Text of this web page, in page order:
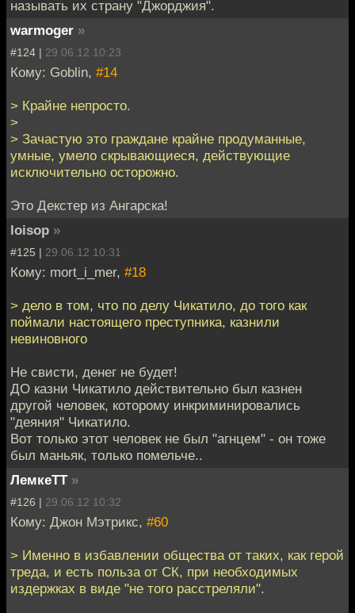
называть их страну "Джорджия".
warmoger »
#124 | 29.06.12 10:23
Кому: Goblin, #14
> Крайне непросто.
>
> Зачастую это граждане крайне продуманные,
умные, умело скрывающиеся, действующие
исключительно осторожно.
Это Декстер из Ангарска!
loisop »
#125 | 29.06.12 10:31
Кому: mort_i_mer, #18
> дело в том, что по делу Чикатило, до того как
поймали настоящего преступника, казнили
невиновного
Не свисти, денег не будет!
ДО казни Чикатило действительно был казнен
другой человек, которому инкриминировались
"деяния" Чикатило.
Вот только этот человек не был "агнцем" - он тоже
был маньяк, только помельче..
ЛемкеТТ »
#126 | 29.06.12 10:32
Кому: Джон Мэтрикс, #60
> Именно в избавлении общества от таких, как герой
треда, и есть польза от СК, при необходимых
издержках в виде "не того расстреляли".